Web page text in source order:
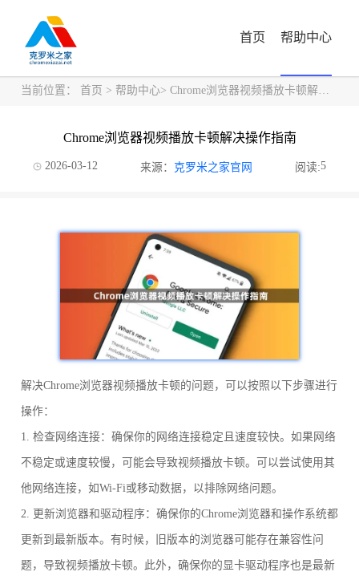
首页 帮助中心
当前位置： 首页 > 帮助中心> Chrome浏览器视频播放卡顿解决操作指南
Chrome浏览器视频播放卡顿解决操作指南
2026-03-12 来源： 克罗米之家官网 阅读:5
解决Chrome浏览器视频播放卡顿的问题，可以按照以下步骤进行
操作：
1. 检查网络连接：确保你的网络连接稳定且速度较快。如果网络
不稳定或速度较慢，可能会导致视频播放卡顿。可以尝试使用其
他网络连接，如Wi-Fi或移动数据，以排除网络问题。
2. 更新浏览器和驱动程序：确保你的Chrome浏览器和操作系统都
更新到最新版本。有时候，旧版本的浏览器可能存在兼容性问
题，导致视频播放卡顿。此外，确保你的显卡驱动程序也是最新